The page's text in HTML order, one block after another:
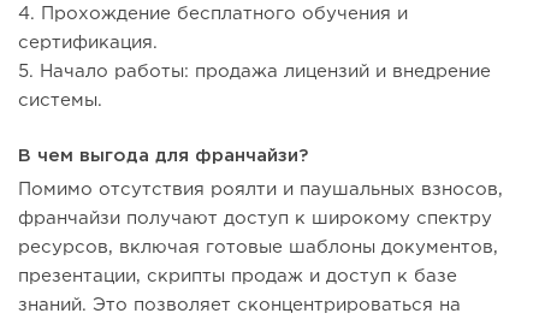
4. Прохождение бесплатного обучения и
сертификация.
5. Начало работы: продажа лицензий и внедрение
системы.
В чем выгода для франчайзи?
Помимо отсутствия роялти и паушальных взносов,
франчайзи получают доступ к широкому спектру
ресурсов, включая готовые шаблоны документов,
презентации, скрипты продаж и доступ к базе
знаний. Это позволяет сконцентрироваться на